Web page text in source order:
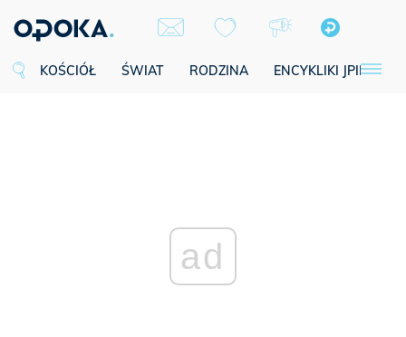
KOŚCIÓŁ ŚWIAT RODZINA ENCYKLIKI JPII
ad